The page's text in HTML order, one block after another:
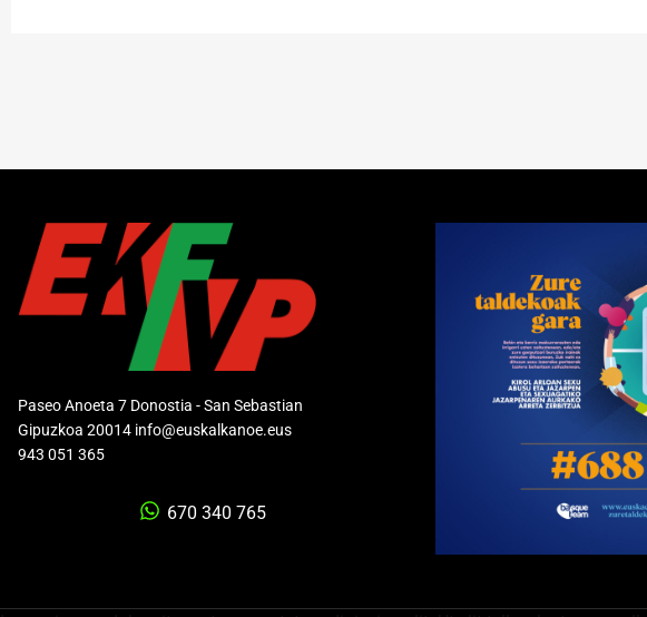
Paseo Anoeta 7 Donostia - San Sebastian
Gipuzkoa 20014 info@euskalkanoe.eus
943 051 365
670 340 765